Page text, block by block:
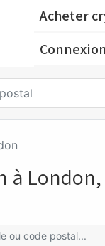
Acheter
Connexion
à